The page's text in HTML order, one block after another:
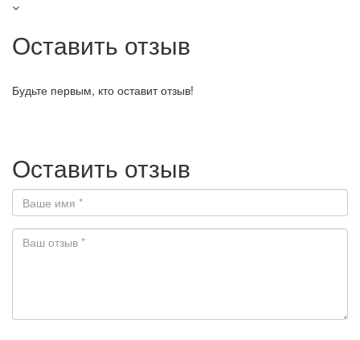
Оставить отзыв
Будьте первым, кто оставит отзыв!
Оставить отзыв